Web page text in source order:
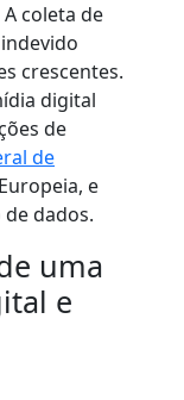
coleta de
crescentes.
digital
de
de
e
dados.
uma
e